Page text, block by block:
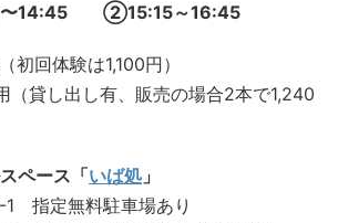
〜14:45 ②15:15～16:45
（初回体験は1,100円）
（貸し出し有、販売の場合2本で1,240
ペース「いば処 」
1 指定無料駐車場あり